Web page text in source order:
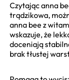
Czytając anna
trądzikowa,
anna bee z
wskazuje, że
doceniają
brak tłustej